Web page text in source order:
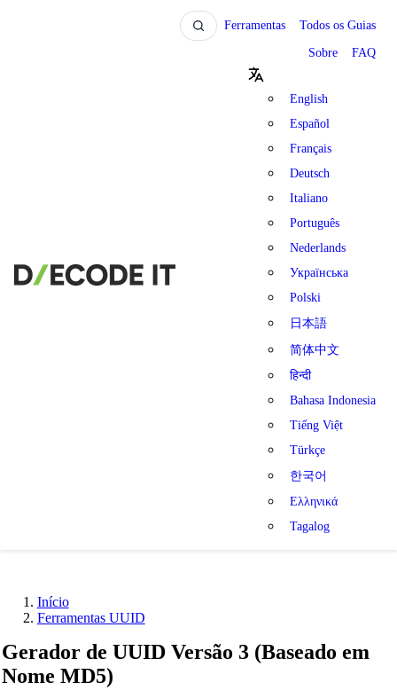
Ferramentas Todos os Guias
Sobre FAQ
English
Español
Français
Deutsch
Italiano
Português
Nederlands
Українська
Polski
日本語
简体中文
हिन्दी
Bahasa Indonesia
Tiếng Việt
Türkçe
한국어
Ελληνικά
Tagalog
Início
Ferramentas UUID
Gerador de UUID Versão 3 (Baseado em
Nome MD5)